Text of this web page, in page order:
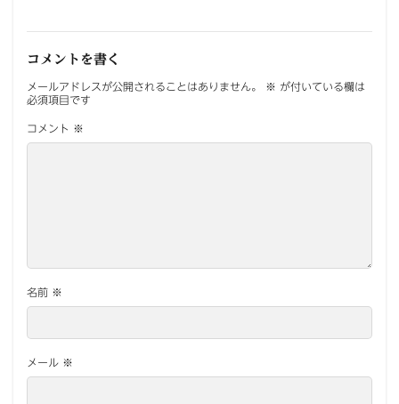
コメントを書く
メールアドレスが公開されることはありません。 ※ が付いている欄は
必須項目です
コメント ※
名前 ※
メール ※